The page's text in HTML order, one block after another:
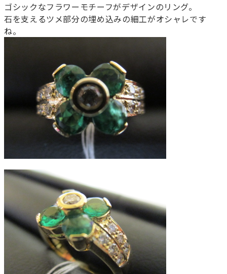
ゴシックなフラワーモチーフがデザインのリング。
石を支えるツメ部分の埋め込みの細工がオシャレです
ね。